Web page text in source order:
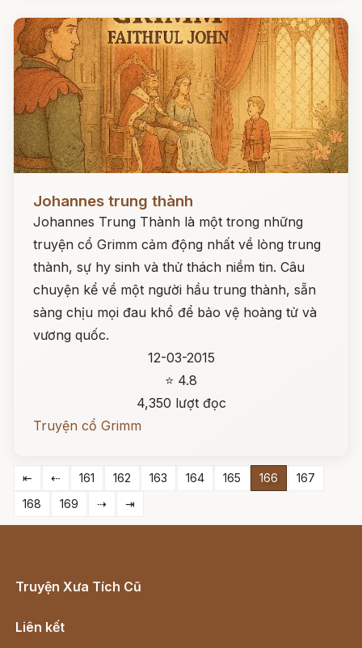
Johannes trung thành
Johannes Trung Thành là một trong những
truyện cổ Grimm cảm động nhất về lòng trung
thành, sự hy sinh và thử thách niềm tin. Câu
chuyện kể về một người hầu trung thành, sẵn
sàng chịu mọi đau khổ để bảo vệ hoàng tử và
vương quốc.
12-03-2015
⭐ 4.8
4,350 lượt đọc
Truyện cổ Grimm
⇤ ⇠ 161 162 163 164 165 166
167
168
169 ⇢ ⇥
Truyện Xưa Tích Cũ
Liên kết